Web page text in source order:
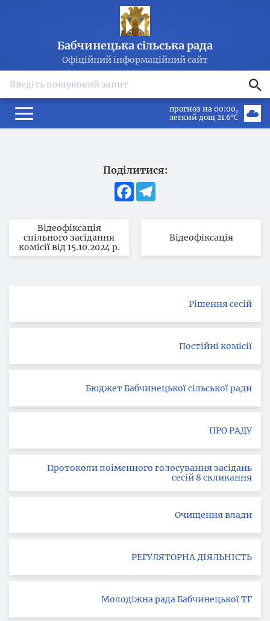
Бабчинецька сільська рада
Офіційний інформаційний сайт
прогноз на 00:00
легкий дощ 21.6℃
Поділитися:
Facebook
Відеофіксація
спільного засідання
комісії від 15.10.2024 р.
Відеофіксація
Рішення сесій
Постійні комісії
Бюджет Бабчинецької сільської ради
ПРО РАДУ
Протоколи поіменного голосування засідань
сесій 8 скликання
Очищення влади
РЕГУЛЯТОРНА ДІЯЛЬНІСТЬ
Молодіжна рада Бабчинецької ТГ